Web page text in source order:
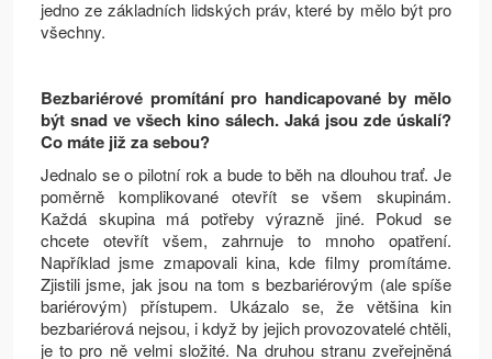
jedno ze základních lidských práv, které by mělo být pro
všechny.
Bezbariérové promítání pro handicapované by mělo
být snad ve všech kino sálech. Jaká jsou zde úskalí?
Co máte již za sebou?
Jednalo se o pilotní rok a bude to běh na dlouhou trať. Je
poměrně komplikované otevřít se všem skupinám.
Každá skupina má potřeby výrazně jiné. Pokud se
chcete otevřít všem, zahrnuje to mnoho opatření.
Například jsme zmapovali kina, kde filmy promítáme.
Zjistili jsme, jak jsou na tom s bezbariérovým (ale spíše
bariérovým) přístupem. Ukázalo se, že většina kin
bezbariérová nejsou, i když by jejich provozovatelé chtěli,
je to pro ně velmi složité. Na druhou stranu zveřejněná